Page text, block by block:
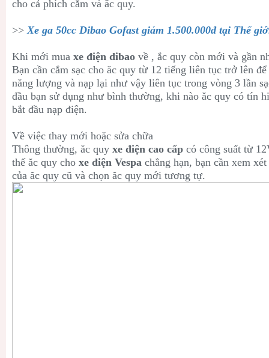
cho cả phích cắm và ăc quy.
>>Xe ga 50cc Dibao Gofast giảm 1.500.000đ tại Thế
Khi mới mua xe điện dibao về , ắc quy còn mới và gần
Bạn cần cắm sạc cho ăc quy từ 12 tiếng liên tục trở lên
năng lượng và nạp lại như vậy liên tục trong vòng 3 lần
đầu bạn sử dụng như bình thường, khi nào ăc quy có tín
bắt đầu nạp điện.
Về việc thay mới hoặc sửa chữa
Thông thường, ăc quy xe điện cao cấp có công suất từ
thế ăc quy cho xe điện Vespa chẳng hạn, bạn cần xem
của ăc quy cũ và chọn ăc quy mới tương tự.